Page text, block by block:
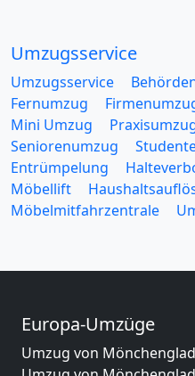
Umzugsservice
Umzugsservice
Fernumzug
Mini Umzug
Seniorenumzug
Entrümpelung
Möbellift
Möbelmitfahrzentrale
Europa-Umzüge
Umzug von